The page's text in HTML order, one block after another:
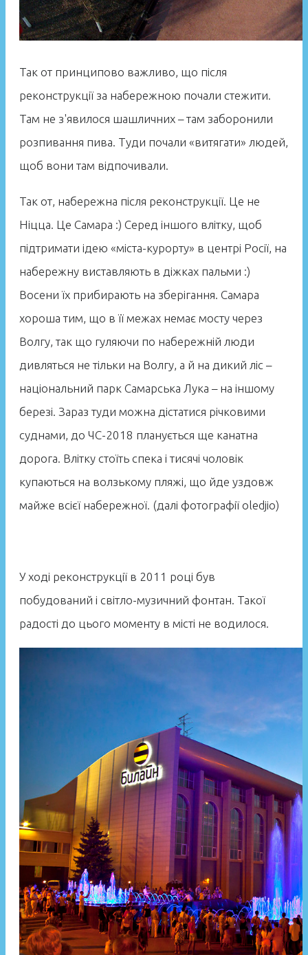
Так от принципово важливо, що після
реконструкції за набережною почали стежити.
Там не з'явилося шашличних – там заборонили
розпивання пива. Туди почали «витягати» людей,
щоб вони там відпочивали.
Так от, набережна після реконструкції. Це не
Ніцца. Це Самара :) Серед іншого влітку, щоб
підтримати ідею «міста-курорту» в центрі Росії, на
набережну виставляють в діжках пальми :)
Восени їх прибирають на зберігання. Самара
хороша тим, що в її межах немає мосту через
Волгу, так що гуляючи по набережній люди
дивляться не тільки на Волгу, а й на дикий ліс –
національний парк Самарська Лука – на іншому
березі. Зараз туди можна дістатися річковими
суднами, до ЧС-2018 планується ще канатна
дорога. Влітку стоїть спека і тисячі чоловік
купаються на волзькому пляжі, що йде уздовж
майже всієї набережної. (далі фотографії oledjio)
У ході реконструкції в 2011 році був
побудований і світло-музичний фонтан. Такої
радості до цього моменту в місті не водилося.